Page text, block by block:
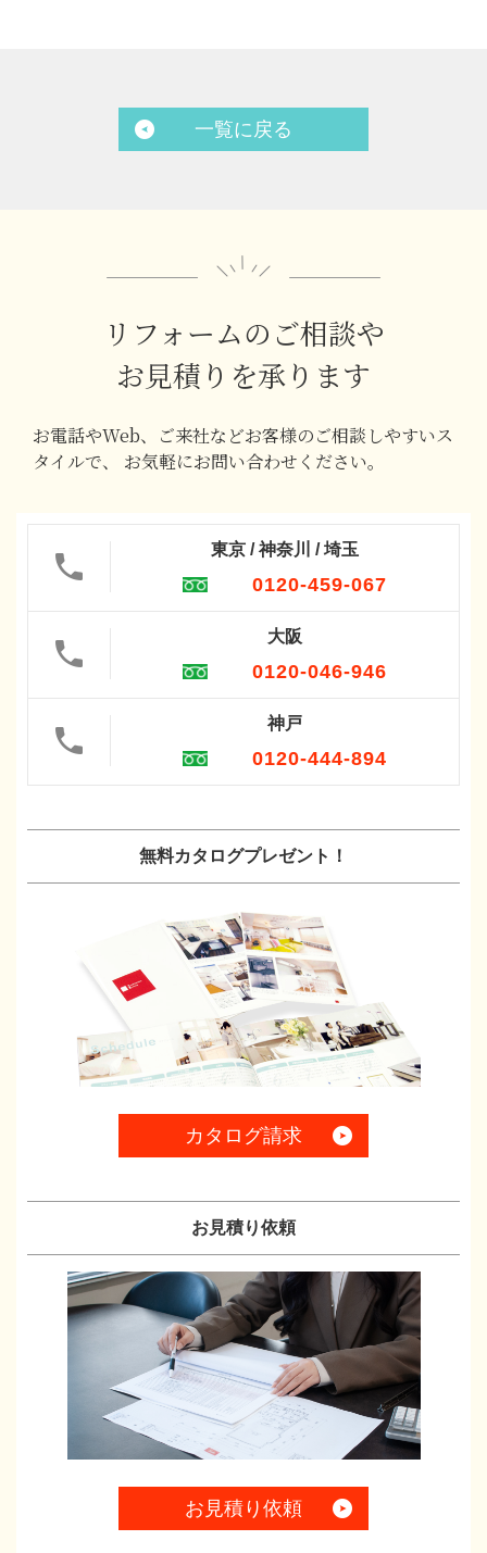
一覧に戻る
リフォームのご相談や
お見積りを承ります
お電話やWeb、ご来社などお客様のご相談しやすいス
タイルで、
お気軽にお問い合わせください。
東京 / 神奈川 / 埼玉
0120-459-067
大阪
0120-046-946
神戸
0120-444-894
無料カタログプレゼント！
カタログ請求
お見積り依頼
お見積り依頼